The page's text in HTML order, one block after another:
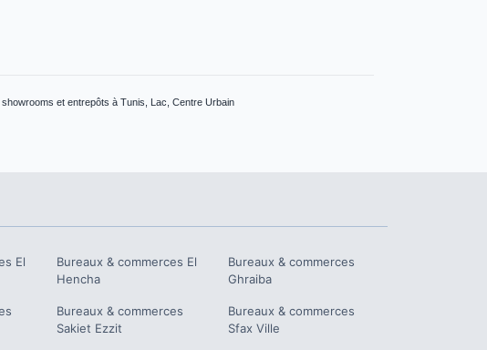
et entrepôts à Tunis, Lac, Centre Urbain
El
Bureaux & commerces El
Hencha
Bureaux & commerces
Ghraiba
Bureaux & commerces
Sakiet Ezzit
Bureaux & commerces
Sfax Ville